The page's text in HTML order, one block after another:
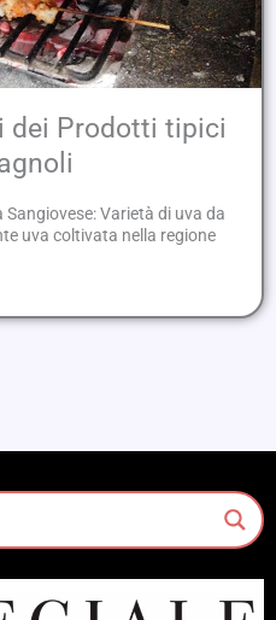
dei Prodotti tipici
Varietà di uva da
uva coltivata nella regione